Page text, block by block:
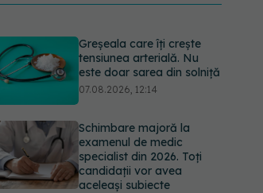
Greșeala care îți crește
tensiunea arterială. Nu
este doar sarea din solniță
07.08.2026, 12:14
Schimbare majoră la
examenul de medic
specialist din 2026. Toți
candidații vor avea
aceleași subiecte